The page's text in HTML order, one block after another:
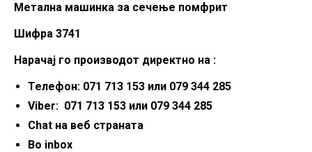
Метална машинка за сечење помфрит
Шифра 3741
Нарачај го производот директно на :
Телефон: 071 713 153 или 079 344 285
Viber: 071 713 153 или 079 344 285
Chat на веб страната
Во inbox